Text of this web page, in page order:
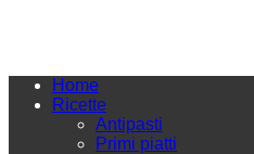
Home
Ricette
Antipasti
Primi piatti